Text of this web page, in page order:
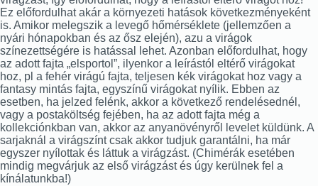
Ez előfordulhat akár a környezeti hatások következményeként
is. Amikor melegszik a levegő hőmérséklete (jellemzően a
nyári hónapokban és az ősz elején), azu a virágok
színezettségére is hatással lehet. Azonban előfordulhat, hogy
az adott fajta „elsportol”, ilyenkor a leírástól eltérő virágokat
hoz, pl a fehér virágú fajta, teljesen kék virágokat hoz vagy a
fantasy mintás fajta, egyszínű virágokat nyílik. Ebben az
esetben, ha jelzed felénk, akkor a következő rendelésednél,
vagy a postaköltség fejében, ha az adott fajta még a
kollekciónkban van, akkor az anyanövényről levelet küldünk. A
sarjaknál a virágszínt csak akkor tudjuk garantálni, ha már
egyszer nyílottak és láttuk a virágzást. (Chimérák esetében
mindig megvárjuk az első virágzást és úgy kerülnek fel a
kínálatunkba!)